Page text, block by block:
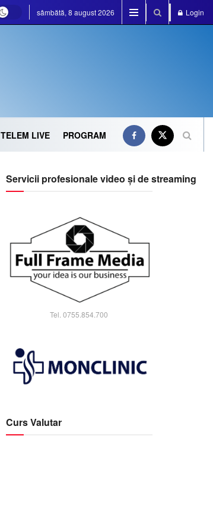
sâmbătă, 8 august 2026 Login
TELEM LIVE PROGRAM
Servicii profesionale video și de streaming
Tel. 0755.854.700
Curs Valutar